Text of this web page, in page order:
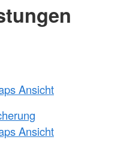
Ansicht
Ansicht